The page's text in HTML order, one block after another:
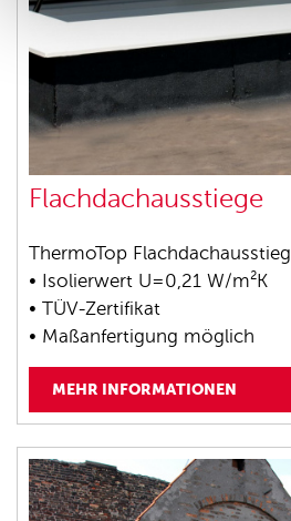
Flachdachausstiege
ThermoTop Flachdachausstieg
• Isolierwert U=0,21 W/m²K
• TÜV-Zertifikat
• Maßanfertigung möglich
MEHR INFORMATIONEN